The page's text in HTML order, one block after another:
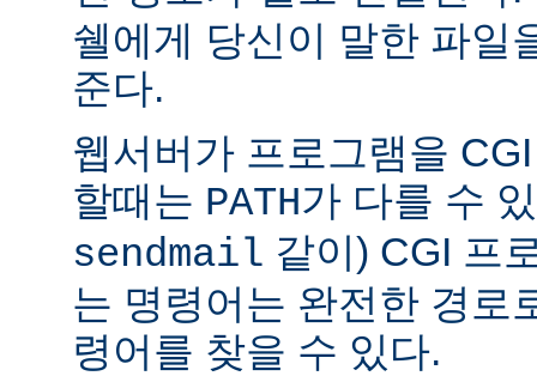
쉘에게 당신이 말한 파일
준다.
웹서버가 프로그램을
할때는 PATH가 다를 수
sendmail 같이) CGI 프
는 명령어는 완전한 경로
령어를 찾을 수 있다.